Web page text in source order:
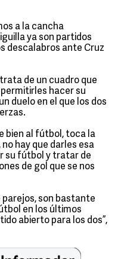
a la cancha
ya son partidos
descalabros ante Cruz
de un cuadro que
permitirles hacer su
duelo en el que los dos
bien al fútbol, toca la
hay que darles esa
su fútbol y tratar de
de gol que se nos
parejos, son bastante
en los últimos
abierto para los dos”,